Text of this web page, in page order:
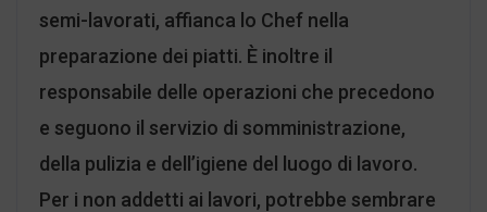
semi-lavorati, affianca lo Chef nella
preparazione dei piatti. È inoltre il
responsabile delle operazioni che precedono
e seguono il servizio di somministrazione,
della pulizia e dell’igiene del luogo di lavoro.
Per i non addetti ai lavori, potrebbe sembrare